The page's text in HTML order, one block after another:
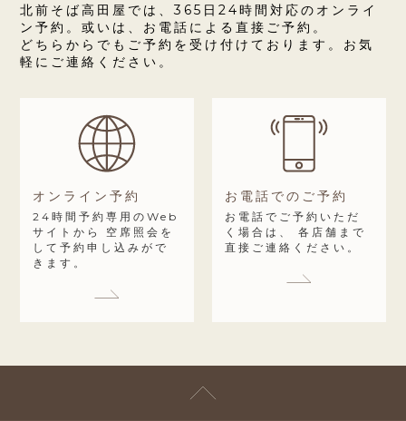
北前そば高田屋では、365日24時間対応のオンライ
ン予約。或いは、お電話による直接ご予約。
どちらからでもご予約を受け付けております。お気
軽にご連絡ください。
オンライン予約
24時間予約専用のWeb
サイトから
空席照会を
して予約申し込みがで
きます。
お電話でのご予約
お電話でご予約いただ
く場合は、
各店舗まで
直接ご連絡ください。